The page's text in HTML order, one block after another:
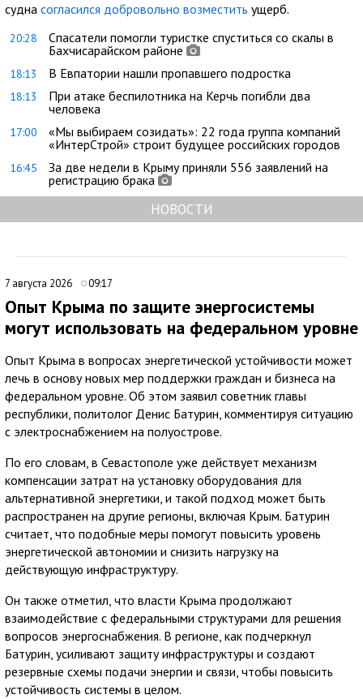
судна согласился добровольно возместить ущерб.
20:28
Спасатели помогли туристке спуститься со скалы в
Бахчисарайском районе
18:13 В Евпатории нашли пропавшего подростка
18:13
При атаке беспилотника на Керчь погибли два
человека
17:00
«Мы выбираем созидать»: 22 года группа компаний
«ИнтерСтрой» строит будущее российских городов
16:45
За две недели в Крыму приняли 556 заявлений на
регистрацию брака
НОВОСТИ
7 августа 2026 09:17
Опыт Крыма по защите энергосистемы
могут использовать на федеральном уровне
Опыт Крыма в вопросах энергетической устойчивости может
лечь в основу новых мер поддержки граждан и бизнеса на
федеральном уровне. Об этом заявил советник главы
республики, политолог Денис Батурин, комментируя ситуацию
с электроснабжением на полуострове.
По его словам, в Севастополе уже действует механизм
компенсации затрат на установку оборудования для
альтернативной энергетики, и такой подход может быть
распространен на другие регионы, включая Крым. Батурин
считает, что подобные меры помогут повысить уровень
энергетической автономии и снизить нагрузку на
действующую инфраструктуру.
Он также отметил, что власти Крыма продолжают
взаимодействие с федеральными структурами для решения
вопросов энергоснабжения. В регионе, как подчеркнул
Батурин, усиливают защиту инфраструктуры и создают
резервные схемы подачи энергии и связи, чтобы повысить
устойчивость системы в целом.